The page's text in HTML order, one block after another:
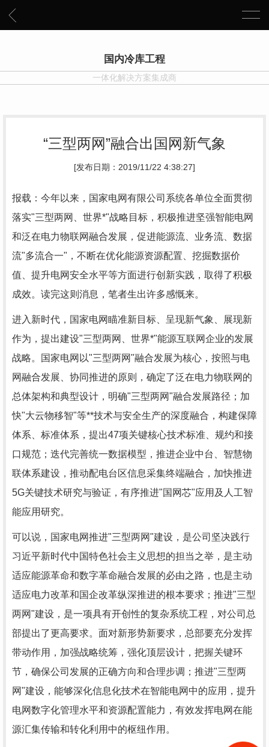
国内冷库工程
一体化解决方案集成商
“三型两网”融合出国网新气象
[发布日期：2019/11/22 4:38:27]
报载：今年以来，国家电网有限公司系统各单位全面贯彻
落实"三型两网、世界*"战略目标，积极推进坚强智能电网
和泛在电力物联网融合发展，促进能源流、业务流、数据
流"多流合一"，不断在优化能源资源配置、挖掘数据价
值、提升电网安全水平等方面进行创新实践，取得了积极
成效。读完这则消息，笔者生出许多感慨来。
进入新时代，国家电网瞄准新目标、呈现新气象、展现新
作为，提出建设"三型两网、世界*"能源互联网企业的发展
战略。国家电网以"三型两网"融合发展为核心，按照与电
网融合发展、协同推进的原则，确定了泛在电力物联网的
总体架构和典型设计，明确"三型两网"融合发展路径；加
快"大云物移智"等**技术与安全生产的深度融合，构建保障
体系、标准体系，提出47项关键核心技术标准、规约和接
口规范；迭代完善统一数据模型，推进企业中台、智慧物
联体系建设，推动配电台区信息采集终端融合，加快推进
5G关键技术研究与验证，有序推进"国网芯"应用及人工智
能应用研究。
可以说，国家电网推进"三型两网"建设，是公司坚决践行
习近平新时代中国特色社会主义思想的担当之举，是主动
适应能源革命和数字革命融合发展的必由之路，也是主动
适应电力改革和国企改革纵深推进的根本要求；推进"三型
两网"建设，是一项具有开创性的复杂系统工程，对公司总
部提出了更高要求。面对新形势新要求，总部要充分发挥
带动作用，加强战略统筹，强化顶层设计，把握关键环
节，确保公司发展的正确方向和合理步调；推进"三型两
网"建设，能够深化信息化技术在智能电网中的应用，提升
电网数字化管理水平和资源配置能力，有效发挥电网在能
源汇集传输和转化利用中的枢纽作用。